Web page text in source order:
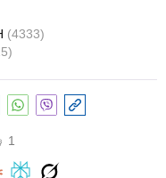
(4333)
1